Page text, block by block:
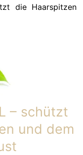
die Haarspitzen
– schützt
und dem